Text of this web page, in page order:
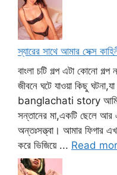
স্যারের সাথে আমার সেক্স
বাংলা চটি গল্প এটা কোনো
জীবনে ঘটে যাওয়া কিছু
banglachati story আমি
সন্তানের মা,একটি ছেলে
অন্তঃসত্ত্বা। আমার ফিগার
করে ভিজিয়ে ... Read